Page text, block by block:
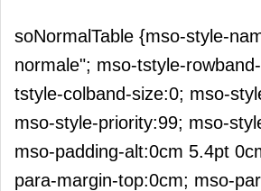
(Pv) il Giovi Logistics
soNormalTable {mso-style-
normale"; mso-tstyle-
tstyle-colband-size:0; mso-
mso-style-priority:99; mso-
mso-padding-alt:0cm 5.4pt
para-margin-top:0cm; mso-